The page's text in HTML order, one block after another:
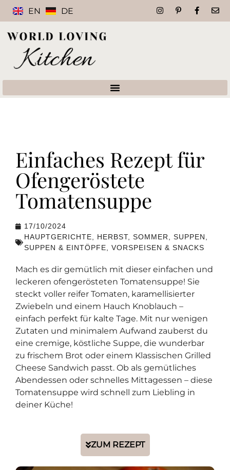
EN DE
Einfaches Rezept für
Ofengeröstete
Tomatensuppe
17/10/2024
HAUPTGERICHTE, HERBST, SOMMER, SUPPEN,
SUPPEN & EINTÖPFE, VORSPEISEN & SNACKS
Mach es dir gemütlich mit dieser einfachen und
leckeren ofengerösteten Tomatensuppe! Sie
steckt voller reifer Tomaten, karamellisierter
Zwiebeln und einem Hauch Knoblauch –
einfach perfekt für kalte Tage. Mit nur wenigen
Zutaten und minimalem Aufwand zauberst du
eine cremige, köstliche Suppe, die wunderbar
zu frischem Brot oder einem Klassischen Grilled
Cheese Sandwich passt. Ob als gemütliches
Abendessen oder schnelles Mittagessen – diese
Tomatensuppe wird schnell zum Liebling in
deiner Küche!
ZUM REZEPT